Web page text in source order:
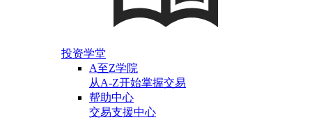
投资学堂
A至Z学院
从A-Z开始掌握交易
帮助中心
交易支援中心